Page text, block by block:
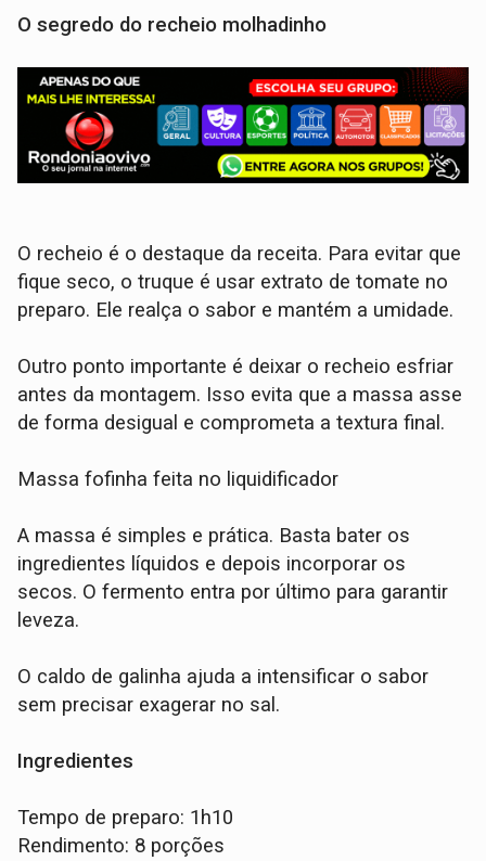
O segredo do recheio molhadinho
O recheio é o destaque da receita. Para evitar que
fique seco, o truque é usar extrato de tomate no
preparo. Ele realça o sabor e mantém a umidade.
Outro ponto importante é deixar o recheio esfriar
antes da montagem. Isso evita que a massa asse
de forma desigual e comprometa a textura final.
Massa fofinha feita no liquidificador
A massa é simples e prática. Basta bater os
ingredientes líquidos e depois incorporar os
secos. O fermento entra por último para garantir
leveza.
O caldo de galinha ajuda a intensificar o sabor
sem precisar exagerar no sal.
Ingredientes
Tempo de preparo: 1h10
Rendimento: 8 porções